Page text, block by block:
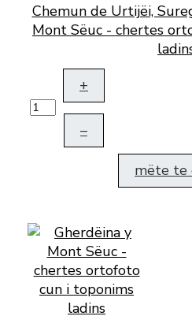
Chemun de Urtijëi,
Mont Sëuc - chertes
+
–
mëte te